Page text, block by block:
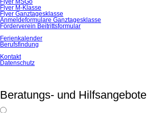
Flyer MSGo
Flyer M-Klasse
Flyer Ganztagesklasse
Anmeldeformulare Ganztagesklasse
Förderverein Beitrittsformular
Ferienkalender
Berufsfindung
Kontakt
Datenschutz
Beratungs- und Hilfsangebote